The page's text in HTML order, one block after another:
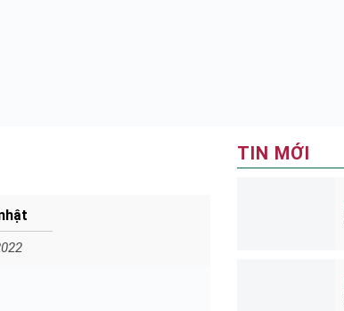
TIN MỚI